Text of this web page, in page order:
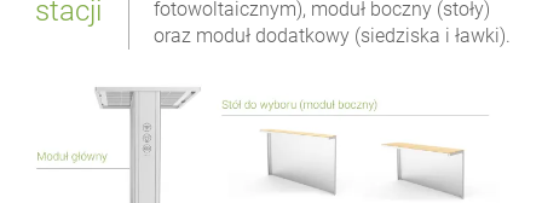
stacji
fotowoltaicznym), moduł boczny (stoły)
oraz moduł dodatkowy (siedziska i ławki).